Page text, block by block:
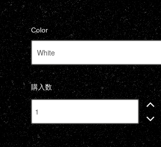
Color
購入数